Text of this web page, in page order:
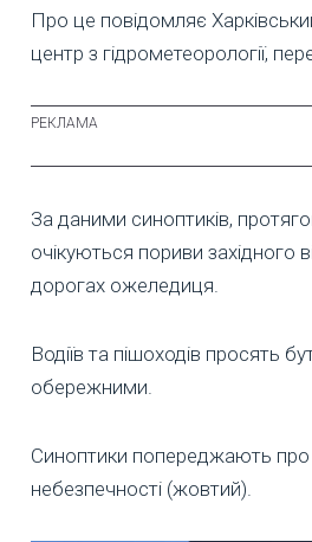
Про це повідомляє
центр з гідрометеорології,
За даними синоптиків,
очікуються пориви західного
дорогах ожеледиця.
Водіїв та пішоходів просять
обережними.
Синоптики попереджають про
небезпечності (жовтий).